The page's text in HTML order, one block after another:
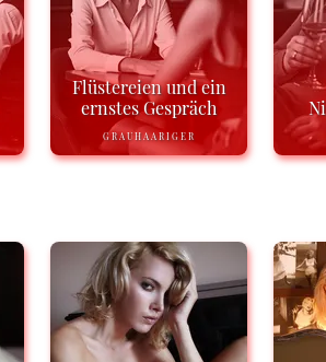
Flüstereien und ein
ernstes Gespräch
GRAUHAARIGER